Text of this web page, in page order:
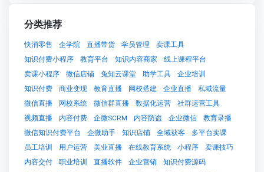
分类推荐
快消零售 企学院 直播带货 学员管理
卖课工具
知识付费小程序
教育平台 知识内容商家
线上课程平台
卖课小程序
微信店铺 兔知云课堂 助学工具
企业培训
知识付费
商业变现 教育直播 网校搭建 企业直播
私域流量
微信直播
网校系统 微信群直播 数据化运营
社群运营工具
视频直播
内容付费 企微SCRM 内容防盗 企业微信
教育录播
微信知识付费平台
企微助手 知识店铺 全域获客
多平台卖课
员工培训
用户运营 美业直播 在线教育系统 小程序
卖课技巧
内容交付
职业培训 直播软件 企业营销
知识付费源码